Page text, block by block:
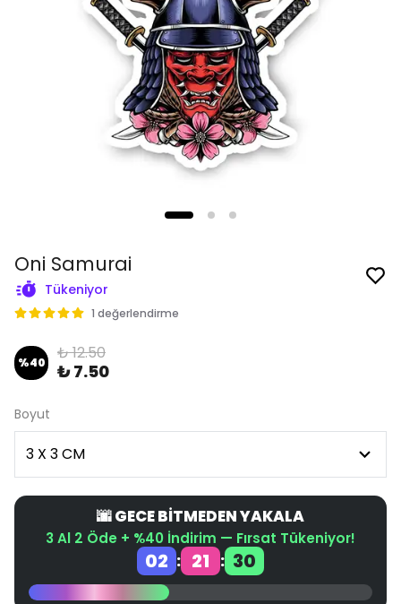
Oni Samurai
Tükeniyor
1 değerlendirme
%40 ₺ 12.50
₺ 7.50
Boyut
🌆 GECE BİTMEDEN YAKALA
3 Al 2 Öde + %40 İndirim — Fırsat Tükeniyor!
02 : 21 : 30